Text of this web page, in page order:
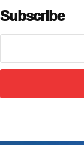
Subscribe